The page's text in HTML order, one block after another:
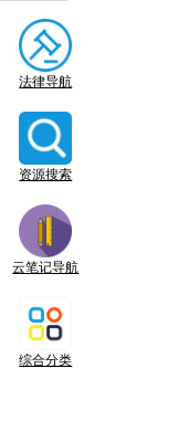
法律导航
资源搜索
云笔记导航
综合分类